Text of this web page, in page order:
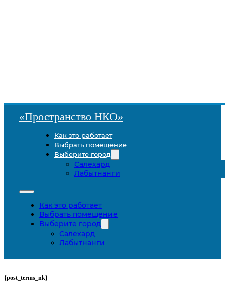
«Пространство НКО»
Как это работает
Выбрать помещение
Выберите город
Салехард
Лабытнанги
Как это работает
Выбрать помещение
Выберите город
Салехард
Лабытнанги
{post_terms_nk}